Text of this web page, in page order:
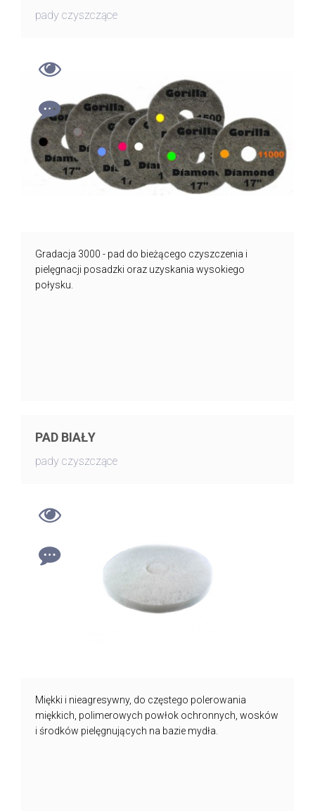
pady czyszczące
Gradacja 3000 - pad do bieżącego czyszczenia i
pielęgnacji posadzki oraz uzyskania wysokiego
połysku.
PAD BIAŁY
pady czyszczące
Miękki i nieagresywny, do częstego polerowania
miękkich, polimerowych powłok ochronnych, wosków
i środków pielęgnujących na bazie mydła.